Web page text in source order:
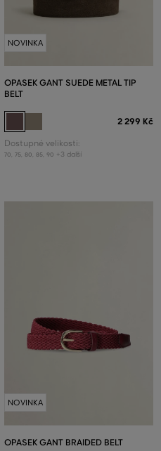
NOVINKA
OPASEK GANT SUEDE METAL TIP
BELT
2 299 Kč
Dostupné velikosti:
70 75 80 85 90 +3 další
NOVINKA
OPASEK GANT BRAIDED BELT